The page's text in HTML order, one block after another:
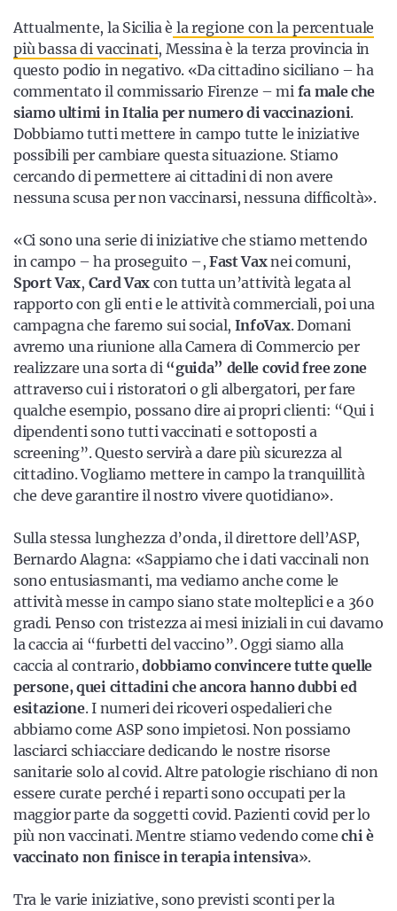
Attualmente, la Sicilia è la regione con la percentuale
più bassa di vaccinati, Messina è la terza provincia in
questo podio in negativo. «Da cittadino siciliano – ha
commentato il commissario Firenze – mi fa male che
siamo ultimi in Italia per numero di vaccinazioni.
Dobbiamo tutti mettere in campo tutte le iniziative
possibili per cambiare questa situazione. Stiamo
cercando di permettere ai cittadini di non avere
nessuna scusa per non vaccinarsi, nessuna difficoltà».
«Ci sono una serie di iniziative che stiamo mettendo
in campo – ha proseguito –,Fast Vaxnei comuni,
Sport Vax, Card Vaxcon tutta un’attività legata al
rapporto con gli enti e le attività commerciali, poi una
campagna che faremo sui social, InfoVax. Domani
avremo una riunione alla Camera di Commercio per
realizzare una sorta di“guida” delle covid free zone
attraverso cui i ristoratori o gli albergatori, per fare
qualche esempio, possano dire ai propri clienti: “Qui i
dipendenti sono tutti vaccinati e sottoposti a
screening”. Questo servirà a dare più sicurezza al
cittadino. Vogliamo mettere in campo la tranquillità
che deve garantire il nostro vivere quotidiano».
Sulla stessa lunghezza d’onda, il direttore dell’ASP,
Bernardo Alagna: «Sappiamo che i dati vaccinali non
sono entusiasmanti, ma vediamo anche come le
attività messe in campo siano state molteplici e a 360
gradi. Penso con tristezza ai mesi iniziali in cui davamo
la caccia ai “furbetti del vaccino”. Oggi siamo alla
caccia al contrario,dobbiamo convincere tutte quelle
persone, quei cittadini che ancora hanno dubbi ed
esitazione. I numeri dei ricoveri ospedalieri che
abbiamo come ASP sono impietosi. Non possiamo
lasciarci schiacciare dedicando le nostre risorse
sanitarie solo al covid. Altre patologie rischiano di non
essere curate perché i reparti sono occupati per la
maggior parte da soggetti covid. Pazienti covid per lo
più non vaccinati. Mentre stiamo vedendo comechi è
vaccinato non finisce in terapia intensiva».
Tra le varie iniziative, sono previsti sconti per la